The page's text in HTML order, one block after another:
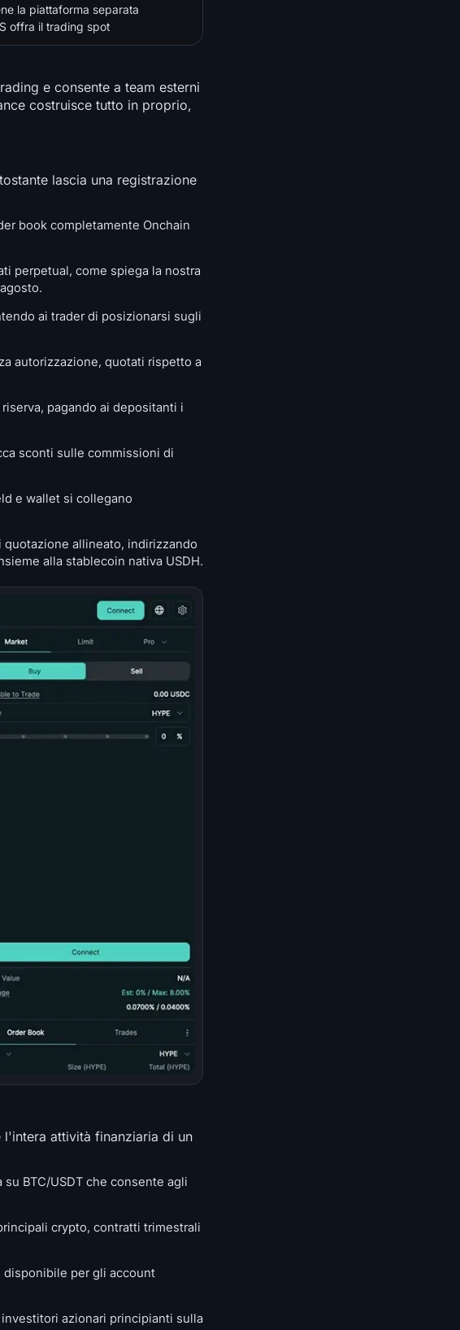
la piattaforma separata
offra il trading spot
e consente a team esterni
costruisce tutto in proprio,
lascia una registrazione
book completamente Onchain
perpetual, come spiega la nostra
ai trader di posizionarsi sugli
autorizzazione, quotati rispetto a
pagando ai depositanti i
sconti sulle commissioni di
e wallet si collegano
quotazione allineato, indirizzando
alla stablecoin nativa USDH.
attività finanziaria di un
BTC/USDT che consente agli
crypto, contratti trimestrali
disponibile per gli account
azionari principianti sulla